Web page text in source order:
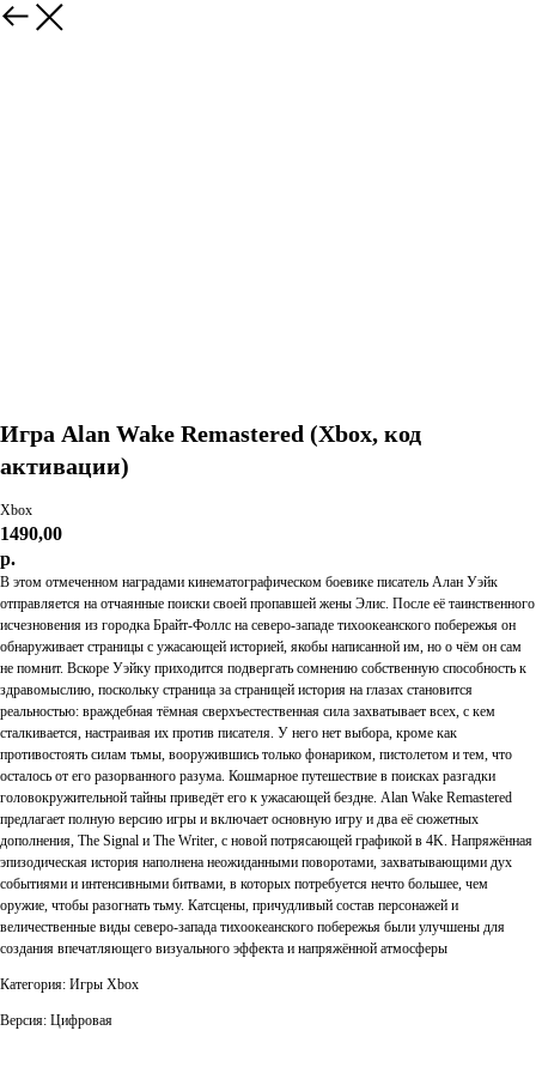
Игра Alan Wake Remastered (Xbox, код
активации)
Xbox
1490,00
р.
В этом отмеченном наградами кинематографическом боевике писатель Алан Уэйк
отправляется на отчаянные поиски своей пропавшей жены Элис. После её таинственного
исчезновения из городка Брайт-Фоллс на северо-западе тихоокеанского побережья он
обнаруживает страницы с ужасающей историей, якобы написанной им, но о чём он сам
не помнит. Вскоре Уэйку приходится подвергать сомнению собственную способность к
здравомыслию, поскольку страница за страницей история на глазах становится
реальностью: враждебная тёмная сверхъестественная сила захватывает всех, с кем
сталкивается, настраивая их против писателя. У него нет выбора, кроме как
противостоять силам тьмы, вооружившись только фонариком, пистолетом и тем, что
осталось от его разорванного разума. Кошмарное путешествие в поисках разгадки
головокружительной тайны приведёт его к ужасающей бездне. Alan Wake Remastered
предлагает полную версию игры и включает основную игру и два её сюжетных
дополнения, The Signal и The Writer, с новой потрясающей графикой в 4K. Напряжённая
эпизодическая история наполнена неожиданными поворотами, захватывающими дух
событиями и интенсивными битвами, в которых потребуется нечто большее, чем
оружие, чтобы разогнать тьму. Катсцены, причудливый состав персонажей и
величественные виды северо-запада тихоокеанского побережья были улучшены для
создания впечатляющего визуального эффекта и напряжённой атмосферы
Категория: Игры Xbox
Версия: Цифровая